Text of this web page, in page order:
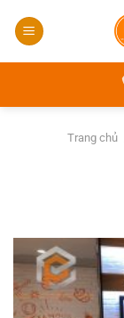
qua
Trang chủ